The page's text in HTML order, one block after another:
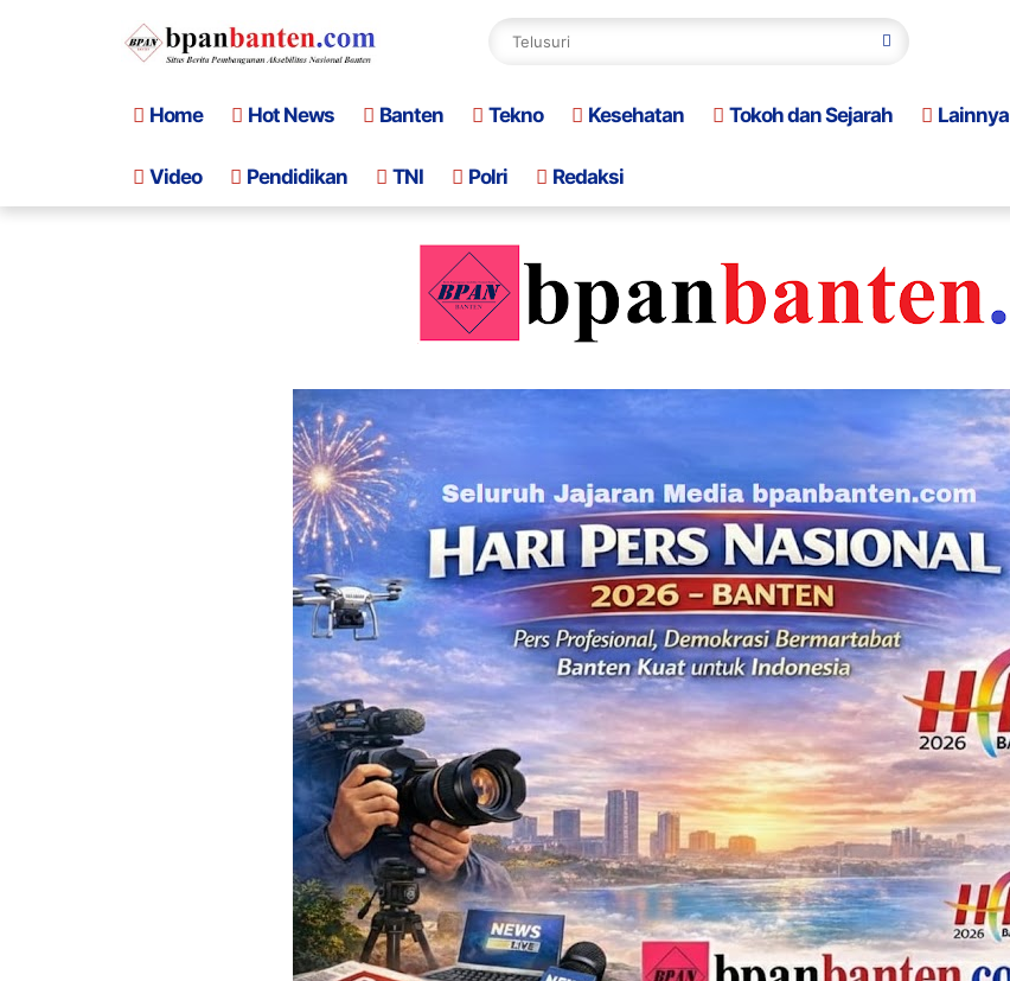
Home Hot News Banten Tekno Kesehatan Tokoh dan Sejarah Lainnya
Video Pendidikan TNI Polri Redaksi